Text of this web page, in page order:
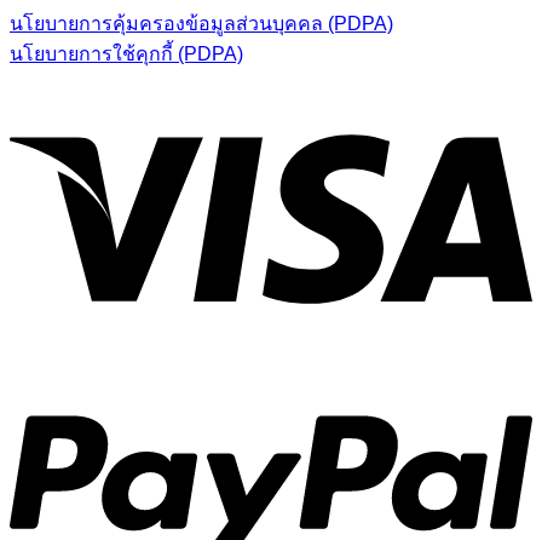
1,050.00฿.808.50฿.
นโยบายการคุ้มครองข้อมูลส่วนบุคคล (PDPA)
นโยบายการใช้คุกกี้ (PDPA)